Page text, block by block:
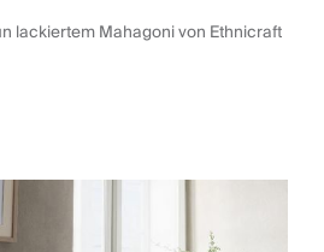
lackiertem Mahagoni von Ethnicraft